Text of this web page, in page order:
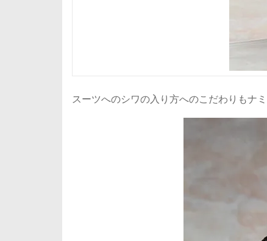
スーツへのシワの入り方へのこだわりもナミ